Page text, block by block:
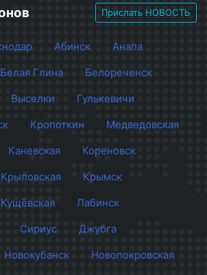
Прислать НОВОСТЬ
Абинск
Анапа
Белая Глина
Белореченск
Выселки
Гулькевичи
Кропоткин
Медведовская
Каневская
Кореновск
Крыловская
Крымск
Кущёвская
Лабинск
Сириус
Джубга
Новокубанск
Новопокровская